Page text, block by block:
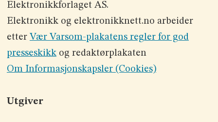
Elektronikkforlaget AS.
Elektronikk og elektronikknett.no arbeider
etter Vær Varsom-plakatens regler for god
presseskikkog redaktørplakaten
Om Informasjonskapsler (Cookies)
Utgiver